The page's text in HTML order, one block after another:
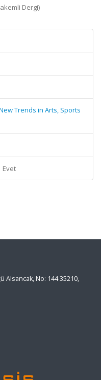
Dergi)
Trends in Arts, Sports
Evet
Alsancak, No: 144 35210,